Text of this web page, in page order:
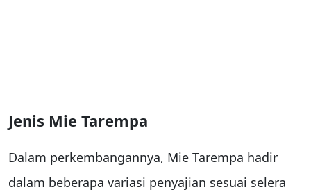
Jenis Mie Tarempa
Dalam perkembangannya, Mie Tarempa hadir
dalam beberapa variasi penyajian sesuai selera